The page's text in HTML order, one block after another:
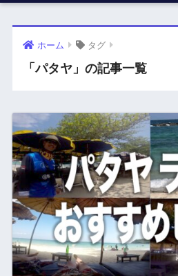
ホーム タグ
「パタヤ」の記事一覧